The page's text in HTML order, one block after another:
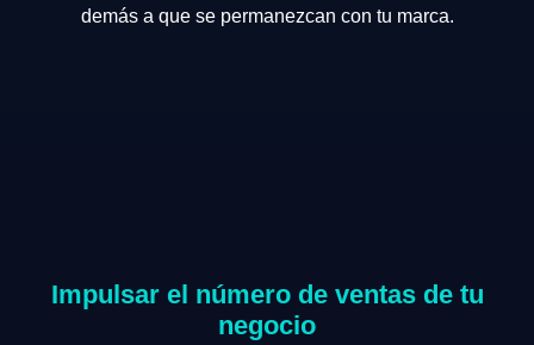
demás a que se permanezcan con tu marca.
Impulsar el número de ventas de tu
negocio